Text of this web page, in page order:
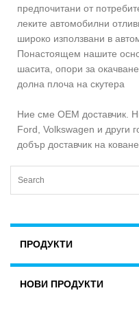
предпочитани от
леките автомобилни
широко използвани в
Понастоящем нашите
шасита, опори за
долна плоча на скутера
Ние сме OEM доставчик.
Ford, Volkswagen и други
добър доставчик на
ПРОДУКТИ
НОВИ ПРОДУКТИ